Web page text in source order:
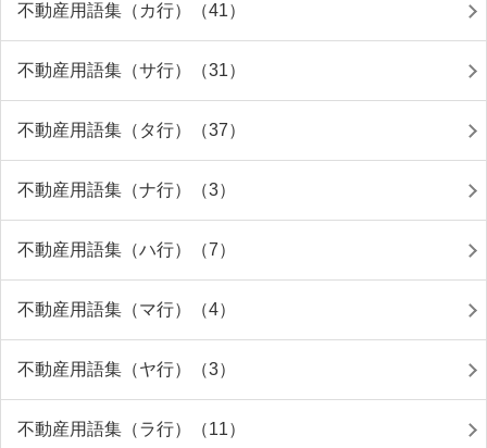
不動産用語集（カ行）（41）
不動産用語集（サ行）（31）
不動産用語集（タ行）（37）
不動産用語集（ナ行）（3）
不動産用語集（ハ行）（7）
不動産用語集（マ行）（4）
不動産用語集（ヤ行）（3）
不動産用語集（ラ行）（11）